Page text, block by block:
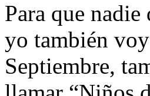
Para que
yo también
Septiembre,